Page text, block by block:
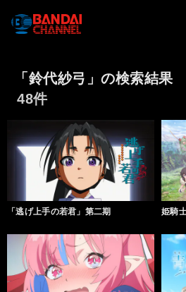
「鈴代紗弓」の検索結果
48件
「逃げ上手の若君」第二期 姫騎